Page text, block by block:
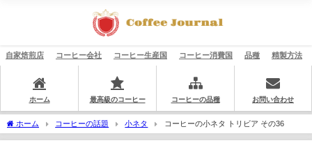
自家焙煎店 コーヒー会社 コーヒー生産国 コーヒー消費国 品種 精製方法
ホーム 最高級のコーヒー コーヒーの品種 お問い合わせ
ホーム コーヒーの話題 小ネタ コーヒーの小ネタ トリビア その36